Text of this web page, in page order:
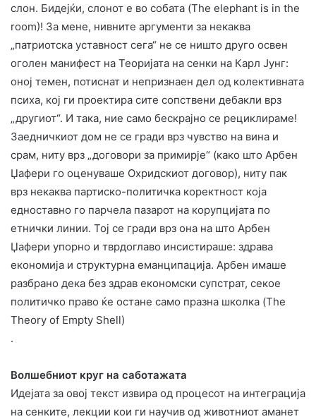
слон. Бидејќи, слонот е во собата (The elephant is in the
room)! За мене, нивните аргументи за некаква
„патриотска уставност сега“ не се ништо друго освен
оголен манифест на Теоријата на сенки на Карл Јунг:
оној темен, потиснат и непризнаен дел од колективната
психа, кој ги проектира сите сопствени дебакли врз
„другиот“. И така, ние само бескрајно се рециклираме!
​Заедничкиот дом не се гради врз чувство на вина и
срам, ниту врз „договори за примирје“ (како што Арбен
Џафери го оценуваше Охридскиот договор), ниту пак
врз некаква партиско-политичка коректност која
едноставно го парчела пазарот на корупцијата по
етнички линии. Тој се гради врз она на што Арбен
Џафери упорно и тврдоглаво инсистираше: здрава
економија и структурна еманципација. Арбен имаше
разбрано дека без здрав економски супстрат, секое
политичко право ќе остане само празна школка (The
Theory of Empty Shell)
.
Волшебниот круг на саботажата
​Идејата за овој текст извира од процесот на интеграција
на сенките, лекции кои ги научив од животниот аманет